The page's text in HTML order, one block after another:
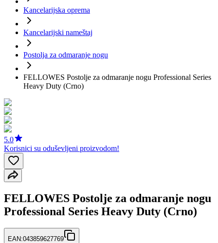
Kancelarijska oprema
Kancelarijski nameštaj
Postolja za odmaranje nogu
FELLOWES Postolje za odmaranje nogu Professional Series
Heavy Duty (Crno)
5.0
Korisnici su oduševljeni proizvodom!
FELLOWES Postolje za odmaranje nogu
Professional Series Heavy Duty (Crno)
EAN:043859627769